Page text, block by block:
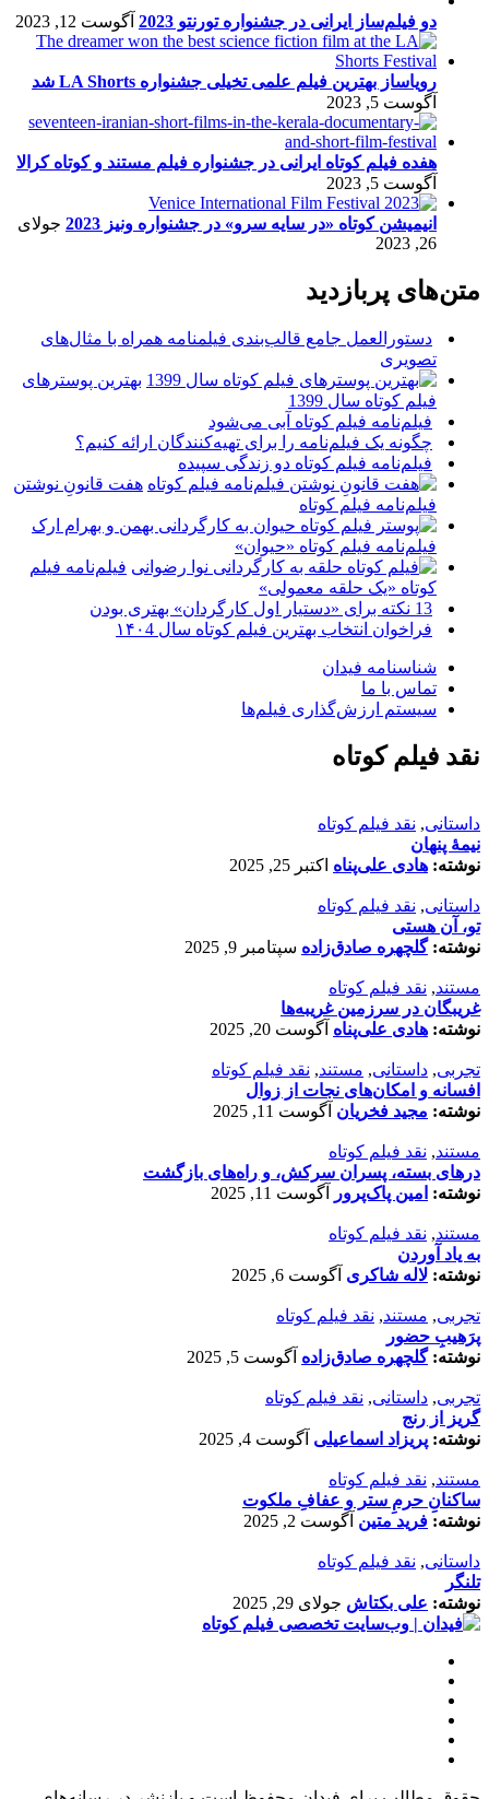
دو فیلم‌ساز ایرانی در جشنواره تورنتو 2023 آگوست 12, 2023
رویاساز بهترین فیلم علمی تخیلی جشنواره LA Shorts شد
آگوست 5, 2023
هفده فیلم کوتاه ایرانی در جشنواره فیلم مستند و کوتاه کرالا
آگوست 5, 2023
انیمیشن کوتاه «در سایه سرو» در جشنواره ونیز 2023
جولای
26, 2023
متن‌های پربازدید
دستورالعمل جامع قالب‌بندی فیلمنامه همراه با مثال‌های
تصویری
بهترین پوسترهای
فیلم کوتاه سال 1399
فیلم‌نامه فیلم کوتاه آبی می‌شود
چگونه یک فیلم‌نامه را برای تهیه‌کنندگان ارائه کنیم؟
فیلم‌نامه فیلم کوتاه دو زندگی سپیده
هفت قانونِ نوشتن
فیلم‌نامه فیلم کوتاه
فیلم‌نامه فیلم کوتاه «حیوان»
فیلم‌نامه فیلم
کوتاه «یک حلقه معمولی»
13 نکته برای «دستیار اول کارگردان» بهتری بودن
فراخوان انتخاب بهترین فیلم کوتاه سال ۱۴۰4
شناسنامه فیدان
تماس با ما
سیستم ارزش‌گذاری فیلم‌ها
نقد فیلم کوتاه
داستانی, نقد فیلم کوتاه
نیمۀ پنهان
نوشته: هادی علی‌پناه اکتبر 25, 2025
داستانی, نقد فیلم کوتاه
تو، آن هستی
نوشته:گلچهره صادق‌زاده سپتامبر 9, 2025
مستند, نقد فیلم کوتاه
غریبگان در سرزمین غریبه‌ها
نوشته: هادی علی‌پناه آگوست 20, 2025
تجربی, داستانی, مستند, نقد فیلم کوتاه
افسانه‌ و امکان‌های نجات از زوال
نوشته: مجید فخریان آگوست 11, 2025
مستند, نقد فیلم کوتاه
درهای بسته، پسران سرکش، و راه‌های بازگشت
نوشته: امین پاک‌پرور آگوست 11, 2025
مستند, نقد فیلم کوتاه
به یاد آوردن
نوشته: لاله شاکری آگوست 6, 2025
تجربی, مستند, نقد فیلم کوتاه
پرَهیب‌ِ حضور
نوشته:گلچهره صادق‌زاده آگوست 5, 2025
تجربی, داستانی, نقد فیلم کوتاه
گریز از رنج
نوشته: پریزاد اسماعیلی آگوست 4, 2025
مستند, نقد فیلم کوتاه
ساکنانِ حرمِ ستر و عفافِ ملکوت
نوشته: فرید متین آگوست 2, 2025
داستانی, نقد فیلم کوتاه
تلنگر
نوشته: علی بکتاش جولای 29, 2025